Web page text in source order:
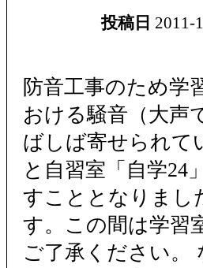
投稿日 2011-
防音工事のため学
おける騒音（大声
ばしば寄せられて
と自習室「自学24
すこととなりまし
す。この間は学習
ご了承ください。